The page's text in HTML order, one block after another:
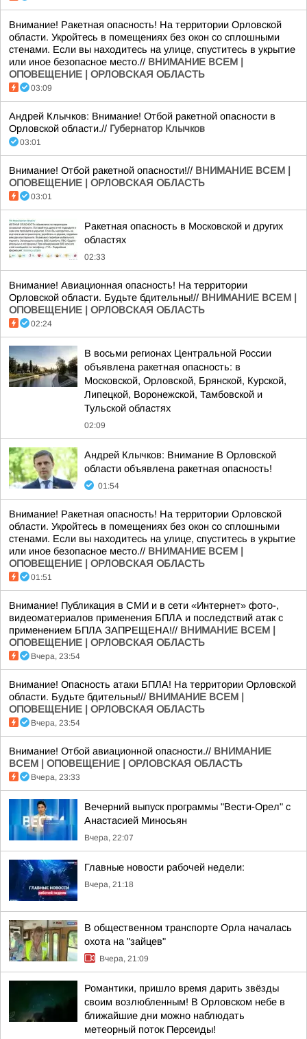
Внимание! Ракетная опасность! На территории Орловской
области. Укройтесь в помещениях без окон со сплошными
стенами. Если вы находитесь на улице, спуститесь в укрытие
или иное безопасное место.// ВНИМАНИЕ ВСЕМ |
ОПОВЕЩЕНИЕ | ОРЛОВСКАЯ ОБЛАСТЬ
03:09
Андрей Клычков: Внимание! Отбой ракетной опасности в
Орловской области.// Губернатор Клычков
03:01
Внимание! Отбой ракетной опасности!// ВНИМАНИЕ ВСЕМ |
ОПОВЕЩЕНИЕ | ОРЛОВСКАЯ ОБЛАСТЬ
03:01
Ракетная опасность в Московской и других
областях
02:33
Внимание! Авиационная опасность! На территории
Орловской области. Будьте бдительны!// ВНИМАНИЕ ВСЕМ |
ОПОВЕЩЕНИЕ | ОРЛОВСКАЯ ОБЛАСТЬ
02:24
В восьми регионах Центральной России
объявлена ракетная опасность: в
Московской, Орловской, Брянской, Курской,
Липецкой, Воронежской, Тамбовской и
Тульской областях
02:09
Андрей Клычков: Внимание В Орловской
области объявлена ракетная опасность!
01:54
Внимание! Ракетная опасность! На территории Орловской
области. Укройтесь в помещениях без окон со сплошными
стенами. Если вы находитесь на улице, спуститесь в укрытие
или иное безопасное место.// ВНИМАНИЕ ВСЕМ |
ОПОВЕЩЕНИЕ | ОРЛОВСКАЯ ОБЛАСТЬ
01:51
Внимание! Публикация в СМИ и в сети «Интернет» фото-,
видеоматериалов применения БПЛА и последствий атак с
применением БПЛА ЗАПРЕЩЕНА!// ВНИМАНИЕ ВСЕМ |
ОПОВЕЩЕНИЕ | ОРЛОВСКАЯ ОБЛАСТЬ
Вчера, 23:54
Внимание! Опасность атаки БПЛА! На территории Орловской
области. Будьте бдительны!// ВНИМАНИЕ ВСЕМ |
ОПОВЕЩЕНИЕ | ОРЛОВСКАЯ ОБЛАСТЬ
Вчера, 23:54
Внимание! Отбой авиационной опасности.// ВНИМАНИЕ
ВСЕМ | ОПОВЕЩЕНИЕ | ОРЛОВСКАЯ ОБЛАСТЬ
Вчера, 23:33
Вечерний выпуск программы "Вести-Орел" с
Анастасией Миносьян
Вчера, 22:07
Главные новости рабочей недели:
Вчера, 21:18
В общественном транспорте Орла началась
охота на "зайцев"
Вчера, 21:09
Романтики, пришло время дарить звёзды
своим возлюбленным! В Орловском небе в
ближайшие дни можно наблюдать
метеорный поток Персеиды!